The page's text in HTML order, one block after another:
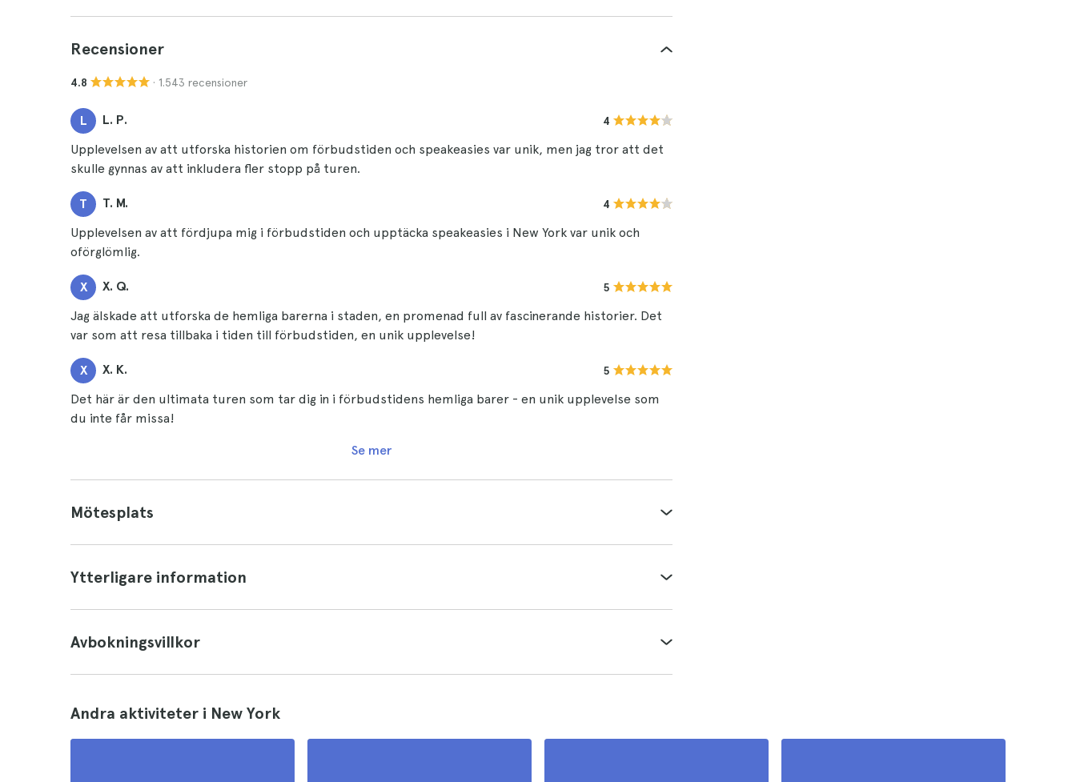
Recensioner
4.8 · 1.543 recensioner
L L. P. 4
Upplevelsen av att utforska historien om förbudstiden och speakeasies var unik, men jag tror att det
skulle gynnas av att inkludera fler stopp på turen.
T T. M. 4
Upplevelsen av att fördjupa mig i förbudstiden och upptäcka speakeasies i New York var unik och
oförglömlig.
X X. Q. 5
Jag älskade att utforska de hemliga barerna i staden, en promenad full av fascinerande historier. Det
var som att resa tillbaka i tiden till förbudstiden, en unik upplevelse!
X X. K. 5
Det här är den ultimata turen som tar dig in i förbudstidens hemliga barer - en unik upplevelse som
du inte får missa!
Se mer
Mötesplats
Ytterligare information
Avbokningsvillkor
Andra aktiviteter i New York